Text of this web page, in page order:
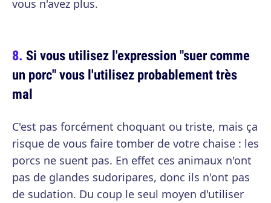
vous n'avez plus.
Si vous utilisez l'expression "suer comme
un porc" vous l'utilisez probablement très
mal
C'est pas forcément choquant ou triste, mais ça
risque de vous faire tomber de votre chaise : les
porcs ne suent pas. En effet ces animaux n'ont
pas de glandes sudoripares, donc ils n'ont pas
de sudation. Du coup le seul moyen d'utiliser